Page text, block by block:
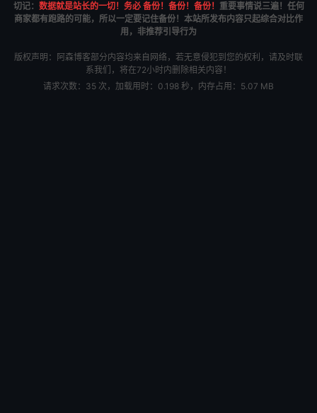
切记： 数据就是站长的一切！务必 备份！备份！备份！ 重要事情说三遍！任何
商家都有跑路的可能，所以一定要记住备份！本站所发布内容只起综合对比作
用，非推荐引导行为
版权声明：阿森博客部分内容均来自网络，若无意侵犯到您的权利，请及时联
系我们，将在72小时内删除相关内容！
请求次数：35 次，加载用时：0.198 秒，内存占用：5.07 MB